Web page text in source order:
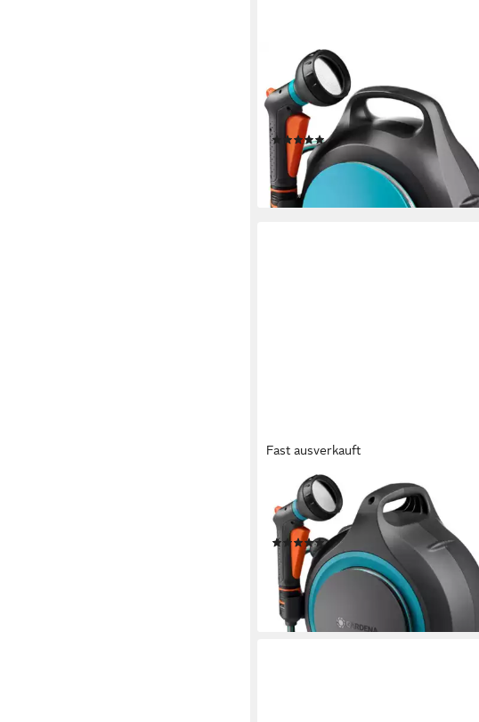
GARDENA
Schlauchbox Move Ready-to-use-Set,
tragbar, frostsicher, Schlauchlänge
10m
(2)
ab 50,86 €
lieferbar - in 3-4 Werktagen bei dir
Fast ausverkauft
GARDENA
Schlauchbox MoveMatic Ready-to-
use-Set
(2)
ab 94,94 €
lieferbar - in 3-4 Werktagen bei dir